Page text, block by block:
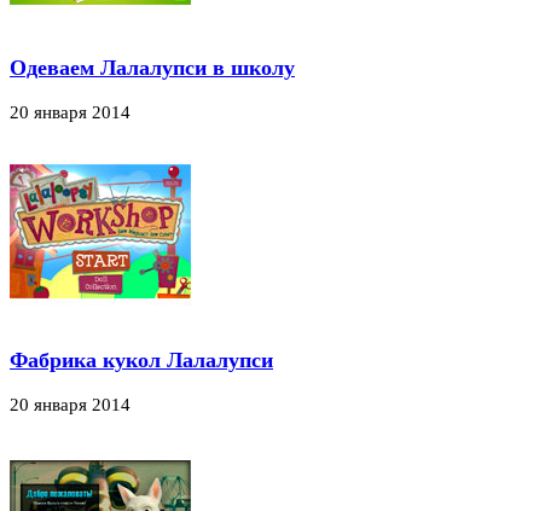
Одеваем Лалалупси в школу
20 января 2014
Фабрика кукол Лалалупси
20 января 2014